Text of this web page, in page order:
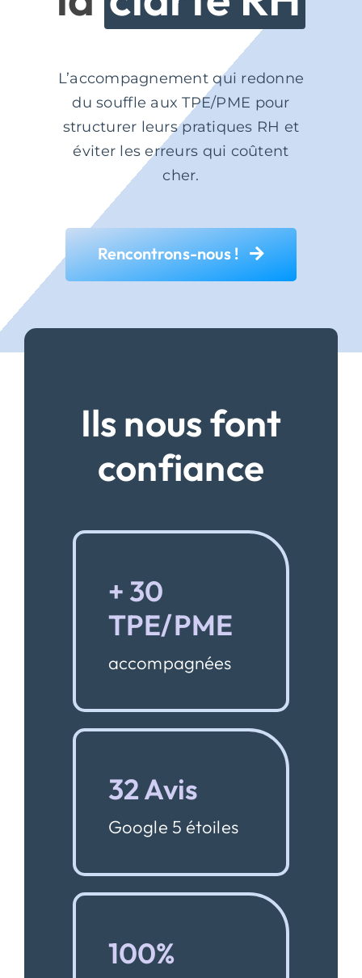
L’accompagnement qui redonne
du souffle aux TPE/PME pour
structurer leurs pratiques RH et
éviter les erreurs qui coûtent
cher.
Rencontrons-nous !
Ils nous font
confiance
+ 30
TPE/PME
accompagnées
32 Avis
Google 5 étoiles
100%